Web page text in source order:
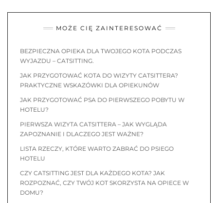
MOŻE CIĘ ZAINTERESOWAĆ
BEZPIECZNA OPIEKA DLA TWOJEGO KOTA PODCZAS
WYJAZDU – CATSITTING.
JAK PRZYGOTOWAĆ KOTA DO WIZYTY CATSITTERA?
PRAKTYCZNE WSKAZÓWKI DLA OPIEKUNÓW
JAK PRZYGOTOWAĆ PSA DO PIERWSZEGO POBYTU W
HOTELU?
PIERWSZA WIZYTA CATSITTERA – JAK WYGLĄDA
ZAPOZNANIE I DLACZEGO JEST WAŻNE?
LISTA RZECZY, KTÓRE WARTO ZABRAĆ DO PSIEGO
HOTELU
CZY CATSITTING JEST DLA KAŻDEGO KOTA? JAK
ROZPOZNAĆ, CZY TWÓJ KOT SKORZYSTA NA OPIECE W
DOMU?